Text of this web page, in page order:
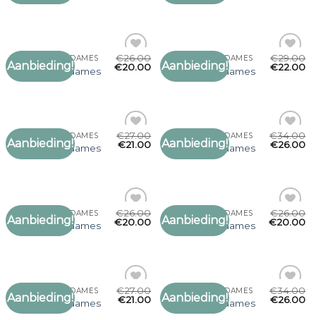
Aanbieding!
Toevoegen
LEUKE SJAALS DAMES
leuke sjaals dames
€26.00
€20.00 Aanbieding!
Toevoegen
LEUKE SJAALS DAMES
leuke sjaals dames
€29.00
€22.00
Aanbieding!
Toevoegen
LEUKE SJAALS DAMES
leuke sjaals dames
€27.00
€21.00 Aanbieding!
Toevoegen
LEUKE SJAALS DAMES
leuke sjaals dames
€34.00
€26.00
Aanbieding!
Toevoegen
LEUKE SJAALS DAMES
leuke sjaals dames
€26.00
€20.00 Aanbieding!
Toevoegen
LEUKE SJAALS DAMES
leuke sjaals dames
€26.00
€20.00
Aanbieding!
Toevoegen
LEUKE SJAALS DAMES
leuke sjaals dames
€27.00
€21.00 Aanbieding!
Toevoegen
LEUKE SJAALS DAMES
leuke sjaals dames
€34.00
€26.00